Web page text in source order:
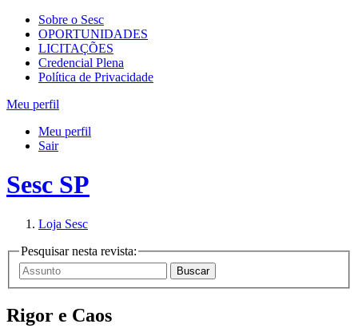
Sobre o Sesc
OPORTUNIDADES
LICITAÇÕES
Credencial Plena
Política de Privacidade
Meu perfil
Meu perfil
Sair
Sesc SP
Loja Sesc
Pesquisar nesta revista:
Rigor e Caos